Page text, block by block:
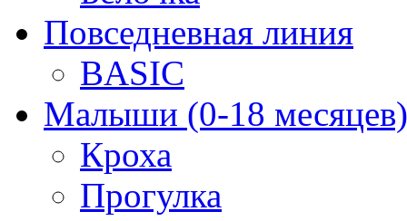
Повседневная линия
BASIC
Малыши (0-18 месяцев)
Кроха
Прогулка